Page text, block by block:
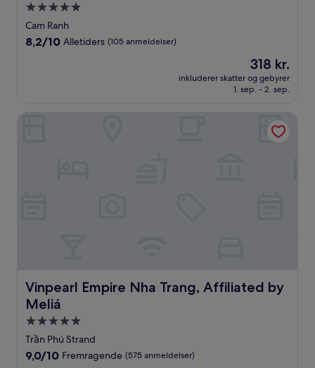
5.0-
stjernet
overnatningssted
Cam Ranh
8.2
anmeldelser)
8,2/10 Alletiders (105 anmeldelser)
Prisen
er
318 kr.
318 kr.
inkluderer skatter og gebyrer
1. sep. - 2. sep.
Vinpearl Empire Nha Trang, Affiliated by
Meliá
Vinpearl Empire Nha Trang, Affiliated by Meliá
5.0-
stjernet
overnatningssted
Trần Phú Strand
9.0
9,0/10 Fremragende (575 anmeldelser)